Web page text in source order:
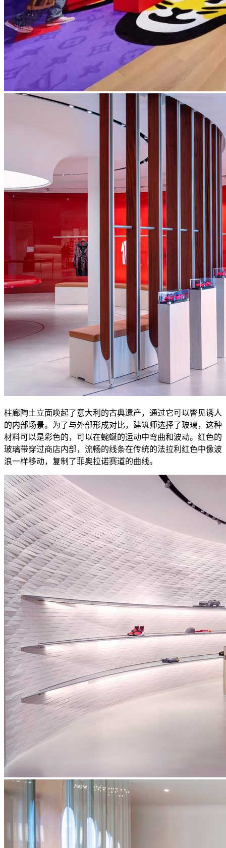
柱廊陶土立面唤起了意大利的古典遗产，通过它可以瞥见诱人
的内部场景。为了与外部形成对比，建筑师选择了玻璃，这种
材料可以是彩色的，可以在蜿蜒的运动中弯曲和波动。红色的
玻璃带穿过商店内部，流畅的线条在传统的法拉利红色中像波
浪一样移动，复制了菲奥拉诺赛道的曲线。